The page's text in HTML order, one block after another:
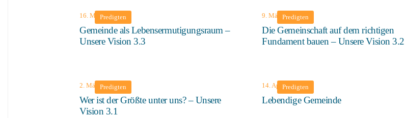
Predigten
16. März 2025
Gemeinde als Lebensermutigungsraum –
Unsere Vision 3.3
Predigten
9. März 2025
Die Gemeinschaft auf dem richtigen
Fundament bauen – Unsere Vision 3.2
Predigten
2. März 2025
Wer ist der Größte unter uns? – Unsere
Vision 3.1
Predigten
14. April 2024
Lebendige Gemeinde